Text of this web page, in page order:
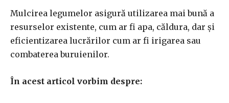
Mulcirea legumelor asigură utilizarea mai bună a
resurselor existente, cum ar fi apa, căldura, dar și
eficientizarea lucrărilor cum ar fi irigarea sau
combaterea buruienilor.
În acest articol vorbim despre: